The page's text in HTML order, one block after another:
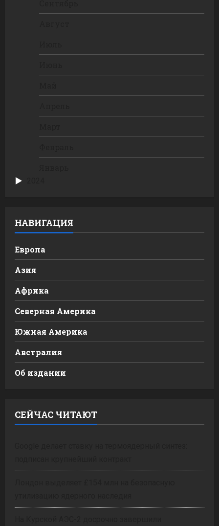
НАВИГАЦИЯ
Европа
Азия
Африка
Северная Америка
Южная Америка
Австралия
Об издании
СЕЙЧАС ЧИТАЮТ